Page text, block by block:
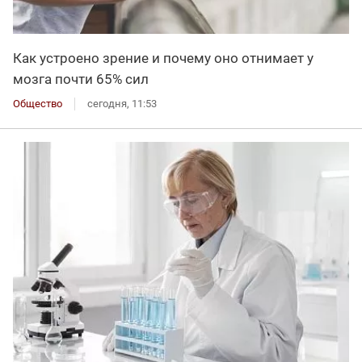
Как устроено зрение и почему оно отнимает у
мозга почти 65% сил
Общество сегодня, 11:53